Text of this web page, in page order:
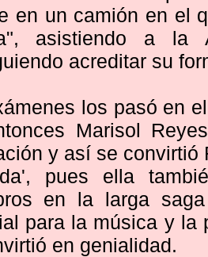
en un camión en el
asistiendo a la
acreditar su
los pasó en
Marisol
y así se convirtió
pues ella
en la larga
para la música y la
en genialidad.